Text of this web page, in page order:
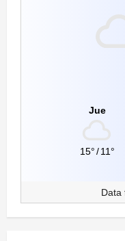
Jue
15°/ 11°
Data